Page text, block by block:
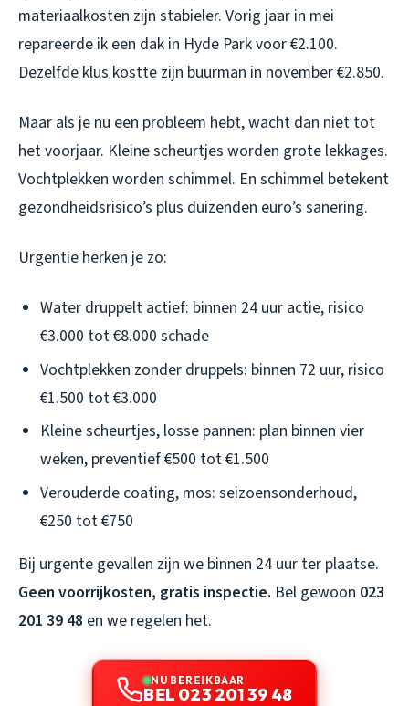
materiaalkosten zijn stabieler. Vorig jaar in mei
repareerde ik een dak in Hyde Park voor €2.100.
Dezelfde klus kostte zijn buurman in november €2.850.
Maar als je nu een probleem hebt, wacht dan niet tot
het voorjaar. Kleine scheurtjes worden grote lekkages.
Vochtplekken worden schimmel. En schimmel betekent
gezondheidsrisico’s plus duizenden euro’s sanering.
Urgentie herken je zo:
Water druppelt actief: binnen 24 uur actie, risico
€3.000 tot €8.000 schade
Vochtplekken zonder druppels: binnen 72 uur, risico
€1.500 tot €3.000
Kleine scheurtjes, losse pannen: plan binnen vier
weken, preventief €500 tot €1.500
Verouderde coating, mos: seizoensonderhoud,
€250 tot €750
Bij urgente gevallen zijn we binnen 24 uur ter plaatse.
Geen voorrijkosten, gratis inspectie. Bel gewoon 023
201 39 48 en we regelen het.
NU BEREIKBAAR
BEL 023 201 39 48